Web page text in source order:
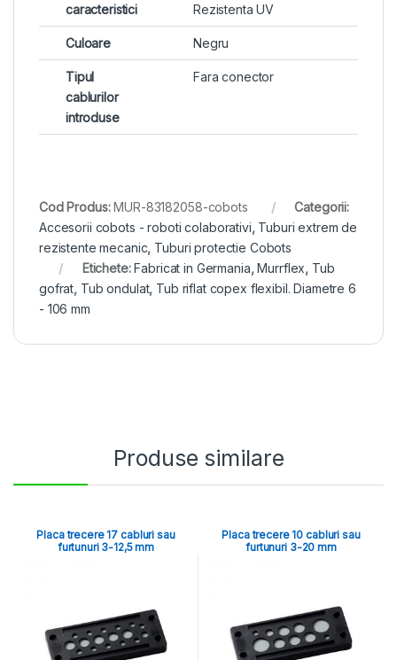
caracteristici
Rezistenta UV
Culoare Negru
Tipul
cablurilor
introduse
Fara conector
Cod Produs:MUR-83182058-cobots
Categorii:
Accesorii cobots - roboti colaborativi, Tuburi extrem de
rezistente mecanic, Tuburi protectie Cobots
Etichete:Fabricat in Germania,Murrflex, Tub
gofrat, Tub ondulat, Tub riflat copex flexibil. Diametre 6
- 106 mm
Produse similare
Placa trecere 17 cabluri sau
furtunuri 3-12,5 mm
Placa trecere 10 cabluri sau
furtunuri 3-20 mm